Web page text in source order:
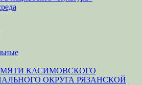
КАСИМОВСКОГО
ОКРУГА РЯЗАНСКОЙ